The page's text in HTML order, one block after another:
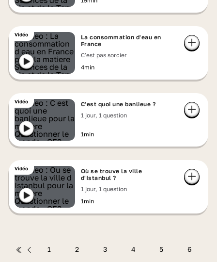
Vidéo
La consommation d'eau en
France
C'est pas sorcier
4min
Vidéo
C'est quoi une banlieue ?
1 jour, 1 question
1min
Vidéo
Où se trouve la ville
d'Istanbul ?
1 jour, 1 question
1min
1 2 3 4 5 6